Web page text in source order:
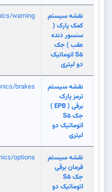
نقشه سیستم
کمک پارک (
سنسور دنده
عقب ) جک
S5 اتوماتیک
دو لیتری
warning
نقشه سیستم
ترمز پارک
برقی ( EPB )
جک S5
اتوماتیک دو
لیتری
brakes
نقشه سیستم
فرمان برقی
جک S5
اتوماتیک دو
options